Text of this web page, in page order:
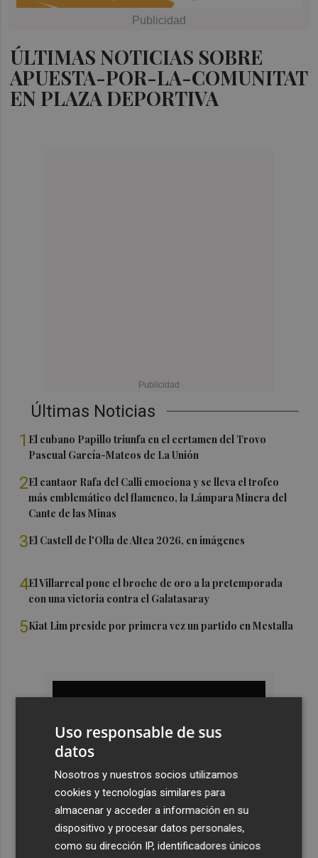
ÚLTIMAS NOTICIAS SOBRE
APUESTA-POR-LA-COMUNITAT
EN PLAZA DEPORTIVA
Últimas Noticias
1 El cubano Papillo triunfa en el certamen del Trovo
Pascual García-Mateos de La Unión
2El cantaor Rafa del Calli emociona y se lleva el trofeo
más emblemático del flamenco, la Lámpara Minera del
Cante de las Minas
3El Castell de l'Olla de Altea 2026, en imágenes
4El Villarreal pone el broche de oro a la pretemporada
con una victoria contra el Galatasaray
5Kiat Lim preside por primera vez un partido en Mestalla
Uso responsable de sus
datos
Nosotros y nuestros socios utilizamos
cookies y tecnologías similares para
almacenar y acceder a información en su
dispositivo y procesar datos personales,
como su dirección IP, identificadores únicos